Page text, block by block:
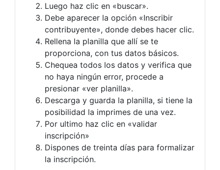
Luego haz clic en «buscar».
Debe aparecer la opción «Inscribir
contribuyente», donde debes hacer clic.
Rellena la planilla que allí se te
proporciona, con tus datos básicos.
Chequea todos los datos y verifica que
no haya ningún error, procede a
presionar «ver planilla».
Descarga y guarda la planilla, si tiene la
posibilidad la imprimes de una vez.
Por ultimo haz clic en «validar
inscripción»
Dispones de treinta días para formalizar
la inscripción.